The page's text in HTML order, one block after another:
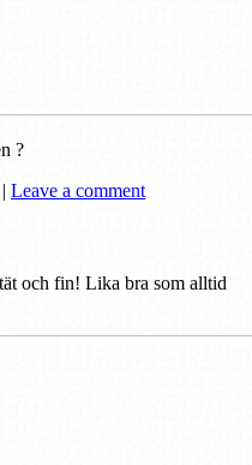
?
| Leave a comment
och fin! Lika bra som alltid